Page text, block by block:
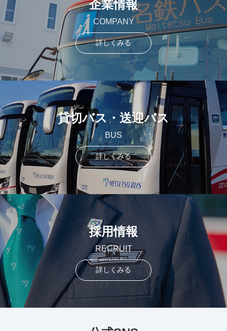
企業情報
COMPANY
詳しくみる
貸切バス・送迎バス
BUS
詳しくみる
採用情報
RECRUIT
詳しくみる